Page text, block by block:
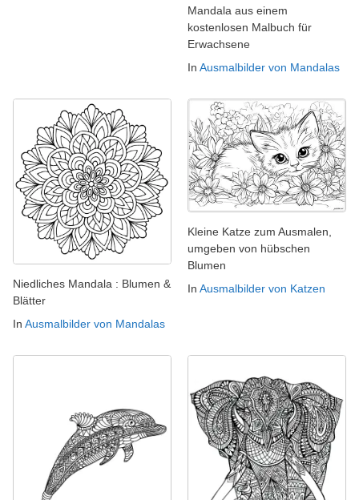
Mandala aus einem
kostenlosen Malbuch für
Erwachsene
In Ausmalbilder von Mandalas
Niedliches Mandala : Blumen &
Blätter
In Ausmalbilder von Mandalas
Kleine Katze zum Ausmalen,
umgeben von hübschen
Blumen
In Ausmalbilder von Katzen